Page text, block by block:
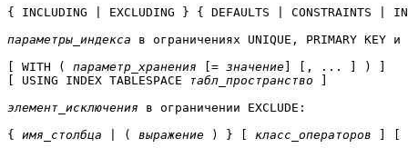
{ INCLUDING | EXCLUDING } { DEFAULTS | CONSTRAINTS |
параметры_индекса в ограничениях UNIQUE , PRIMARY KEY и
[ WITH ( параметр_хранения [= значение] [, ... ] ) ]
[ USING INDEX TABLESPACE
табл_пространство ]
элемент_исключения в ограничении EXCLUDE :
{ имя_столбца | ( выражение ) } [ класс_операторов ] [